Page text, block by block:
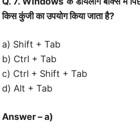
किस कुंजी का उपयोग किया जाता है?
a) Shift + Tab
b) Ctrl + Tab
c) Ctrl + Shift + Tab
d) Alt + Tab
Answer – a)